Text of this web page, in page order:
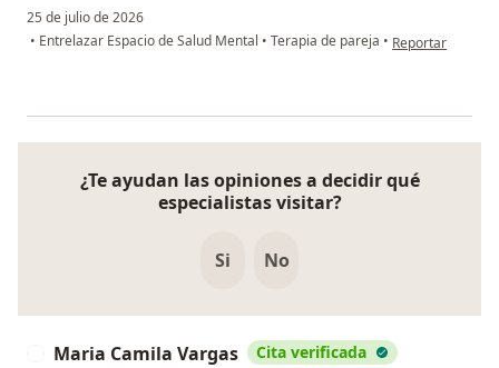
25 de julio de 2026
• Entrelazar Espacio de Salud Mental • Terapia de pareja • en opinión del
Reportar
¿Te ayudan las opiniones a decidir qué
especialistas visitar?
Si No
Maria Camila Vargas Cita verificada